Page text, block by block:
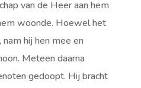
van de Heer aan hem
woonde. Hoewel het
hij hen mee en
Meteen daarna
gedoopt. Hij bracht